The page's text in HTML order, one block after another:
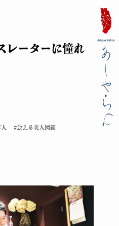
レーターに憧れ
会える美人図鑑